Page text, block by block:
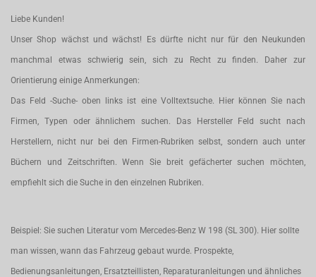
Liebe Kunden!
Unser Shop wächst und wächst! Es dürfte nicht nur für den Neukunden
manchmal etwas schwierig sein, sich zu Recht zu finden. Daher zur
Orientierung einige Anmerkungen:
Das Feld -Suche- oben links ist eine Volltextsuche. Hier können Sie nach
Firmen, Typen oder ähnlichem suchen. Das Hersteller Feld sucht nach
Herstellern, nicht nur bei den Firmen-Rubriken selbst, sondern auch unter
Büchern und Zeitschriften. Wenn Sie breit gefächerter suchen möchten,
empfiehlt sich die Suche in den einzelnen Rubriken.
Beispiel: Sie suchen Literatur vom Mercedes-Benz W 198 (SL 300). Hier sollte
man wissen, wann das Fahrzeug gebaut wurde. Prospekte,
Bedienungsanleitungen, Ersatzteillisten, Reparaturanleitungen und ähnliches